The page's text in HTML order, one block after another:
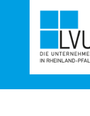
springen